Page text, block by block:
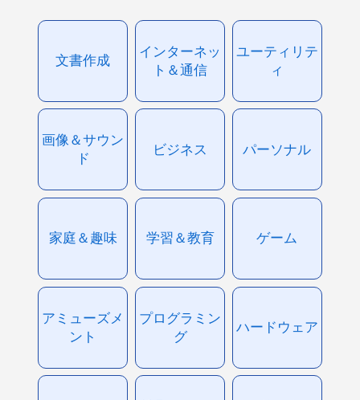
文書作成
インターネッ
ト＆通信
ユーティリテ
ィ
画像＆サウン
ド
ビジネス パーソナル
家庭＆趣味 学習＆教育 ゲーム
アミューズメ
ント
プログラミン
グ
ハードウェア